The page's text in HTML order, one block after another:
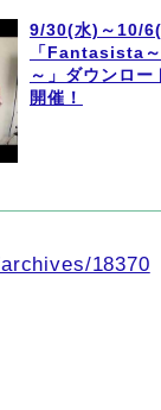
9/30(水)～10/
「Fantasista
～」ダウンロー
開催！
18370